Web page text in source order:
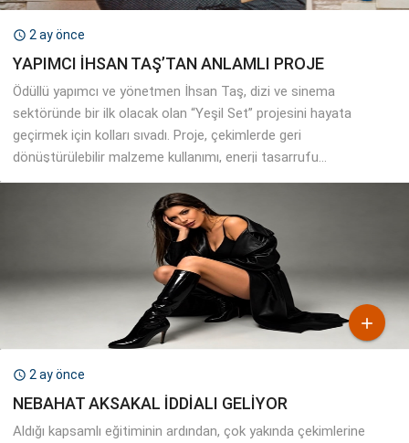
 2 ay önce
YAPIMCI İHSAN TAŞ’TAN ANLAMLI PROJE
Ödüllü yapımcı ve yönetmen İhsan Taş, dizi ve sinema
sektöründe bir ilk olacak olan “Yeşil Set” projesini hayata
geçirmek için kolları sıvadı. Proje, çekimlerde geri
dönüştürülebilir malzeme kullanımı, enerji tasarrufu...

 2 ay önce
NEBAHAT AKSAKAL İDDİALI GELİYOR
Aldığı kapsamlı eğitiminin ardından, çok yakında çekimlerine